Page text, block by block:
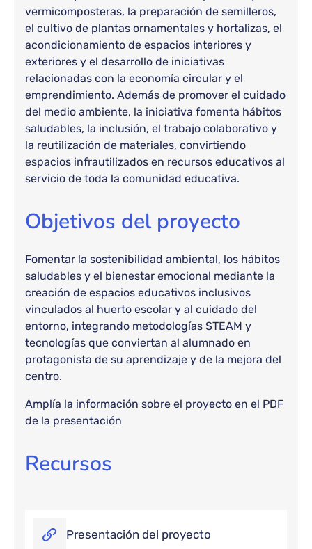
vermicomposteras, la preparación de semilleros,
el cultivo de plantas ornamentales y hortalizas, el
acondicionamiento de espacios interiores y
exteriores y el desarrollo de iniciativas
relacionadas con la economía circular y el
emprendimiento. Además de promover el cuidado
del medio ambiente, la iniciativa fomenta hábitos
saludables, la inclusión, el trabajo colaborativo y
la reutilización de materiales, convirtiendo
espacios infrautilizados en recursos educativos al
servicio de toda la comunidad educativa.
Objetivos del proyecto
Fomentar la sostenibilidad ambiental, los hábitos
saludables y el bienestar emocional mediante la
creación de espacios educativos inclusivos
vinculados al huerto escolar y al cuidado del
entorno, integrando metodologías STEAM y
tecnologías que conviertan al alumnado en
protagonista de su aprendizaje y de la mejora del
centro.
Amplía la información sobre el proyecto en el PDF
de la presentación
Recursos
Presentación del proyecto